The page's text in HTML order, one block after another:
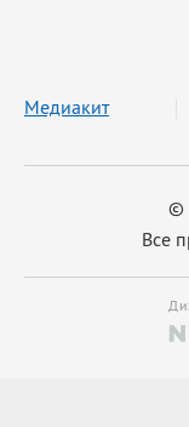
©
Все
Медиакит